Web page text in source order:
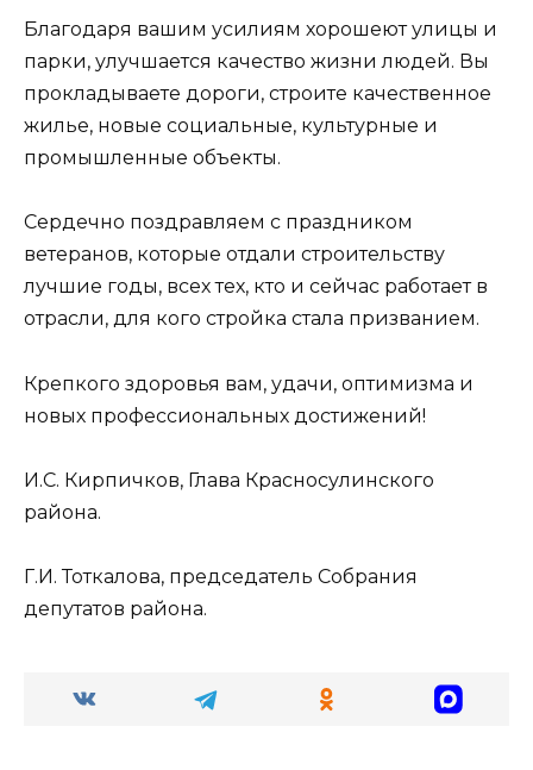
Благодаря вашим усилиям хорошеют улицы и
парки, улучшается качество жизни людей. Вы
прокладываете дороги, строите качественное
жилье, новые социальные, культурные и
промышленные объекты.
Сердечно поздравляем с праздником
ветеранов, которые отдали строительству
лучшие годы, всех тех, кто и сейчас работает в
отрасли, для кого стройка стала призванием.
Крепкого здоровья вам, удачи, оптимизма и
новых профессиональных достижений!
И.С. Кирпичков, Глава Красносулинского
района.
Г.И. Тоткалова, председатель Собрания
депутатов района.